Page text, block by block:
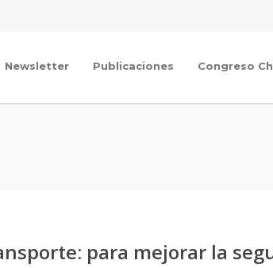
Newsletter Publicaciones Congreso
para mejorar la